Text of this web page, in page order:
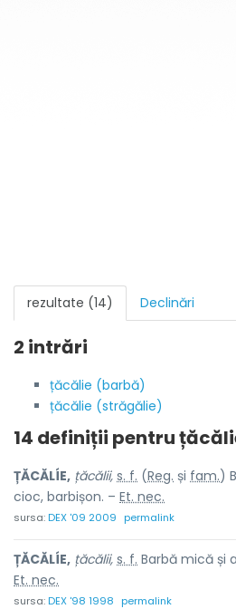
rezultate (14) Declinări
2 intrări
țăcălie (barbă)
țăcălie (străgălie)
14 definiții pentru
ȚĂCĂLÍE, țăcălii, s. f. (Reg. și fam.)
cioc, barbișon. – Et. nec.
sursa:DEX '09 2009 permalink
ȚĂCĂLÍE, țăcălii, s. f. Barbă mică și
Et. nec.
sursa:DEX '98 1998 permalink